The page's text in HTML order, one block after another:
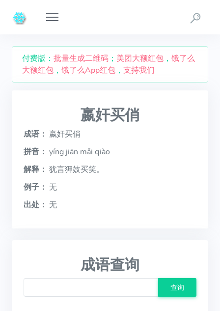
付费版： 批量生成二维码 ； 美团大额红包 ， 饿了么
大额红包 ， 饿了么App红包 ， 支持我们
嬴奸买俏
成语： 嬴奸买俏
拼音： yíng jiān mǎi qiào
解释： 犹言狎妓买笑。
例子： 无
出处： 无
成语查询
查询